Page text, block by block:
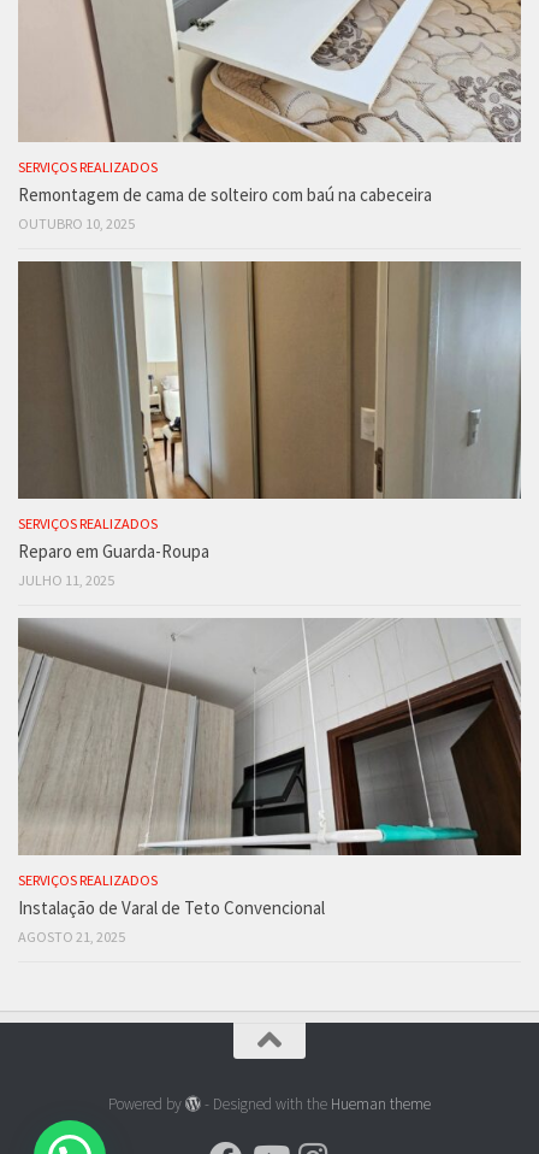
SERVIÇOS REALIZADOS
Remontagem de cama de solteiro com baú na cabeceira
OUTUBRO 10, 2025
SERVIÇOS REALIZADOS
Reparo em Guarda-Roupa
JULHO 11, 2025
SERVIÇOS REALIZADOS
Instalação de Varal de Teto Convencional
AGOSTO 21, 2025
Powered by - Designed with the Hueman theme